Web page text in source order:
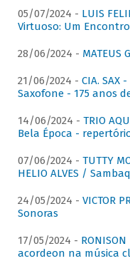
05/07/2024 - LUIS
Virtuoso: Um
28/06/2024 - MATEUS
21/06/2024 - CIA. SAX
Saxofone - 175 anos
14/06/2024 - TRIO
Bela Época -
07/06/2024 - TUTTY
HELIO ALVES /
24/05/2024 - VICTOR
Sonoras
17/05/2024 -
acordeon na música